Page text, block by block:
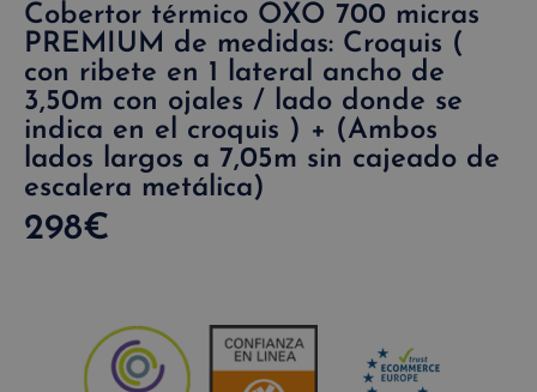
Cobertor térmico OXO 700 micras
PREMIUM de medidas: Croquis (
con ribete en 1 lateral ancho de
3,50m con ojales / lado donde se
indica en el croquis ) + (Ambos
lados largos a 7,05m sin cajeado de
escalera metálica)
298€